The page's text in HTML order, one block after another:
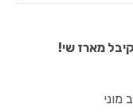
מארז שי!
מוני